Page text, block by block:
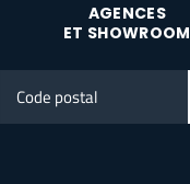
AGENCES
ET SHOWROOM
postal